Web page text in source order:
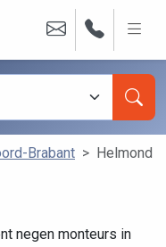
Brabant Helmond
negen monteurs in